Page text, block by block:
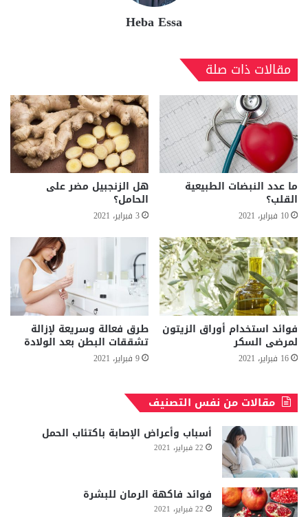
Heba Essa
مقالات ذات صلة
ما عدد النبضات الطبيعية
القلب؟
10 فبراير، 2021
هل الزنجبيل مضر على
الحامل؟
3 فبراير، 2021
فوائد استخدام أوراق الزيتون
لمرضى السكر
16 فبراير، 2021
طرق فعالة وسريعة لإزالة
تشققات البطن بعد الولادة
9 فبراير، 2021
مقالات من نفس التصنيف
أسباب وأعراض الإصابة باكتئاب الحمل
22 فبراير، 2021
فوائد فاكهة الرمان للبشرة
22 فبراير، 2021